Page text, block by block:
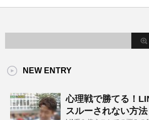
NEW ENTRY
心理戦で勝てる！
スルーされない方法